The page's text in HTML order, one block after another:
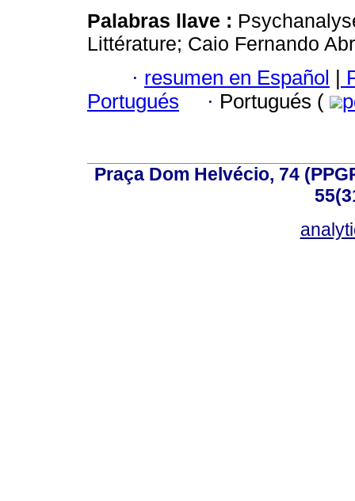
Palabras llave :
Littérature; Caio Fernando
· resumen en Español |
Portugués
· Portugués (
Praça Dom Helvécio, 74